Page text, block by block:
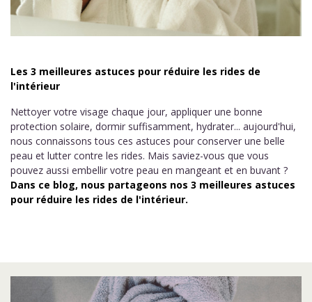
Les 3 meilleures astuces pour réduire les rides de
l'intérieur
Nettoyer votre visage chaque jour, appliquer une bonne
protection solaire, dormir suffisamment, hydrater... aujourd'hui,
nous connaissons tous ces astuces pour conserver une belle
peau et lutter contre les rides. Mais saviez-vous que vous
pouvez aussi embellir votre peau en mangeant et en buvant ?
Dans ce blog, nous partageons nos 3 meilleures astuces
pour réduire les rides de l'intérieur.